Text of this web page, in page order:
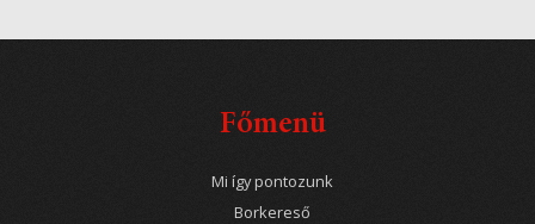
Főmenü
Mi így pontozunk
Borkereső